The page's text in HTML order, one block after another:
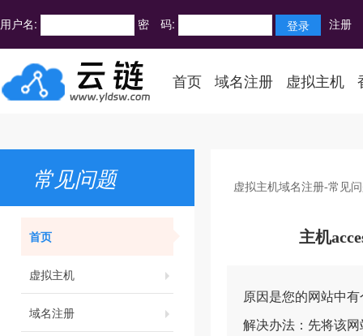
用户名: 密 码: 注册
首页 域名注册 虚拟主机
常见问题
首页
虚拟主机
域名注册
虚拟主机域名注册-常见
主机
原因是您的网站中
解决办法：先将该